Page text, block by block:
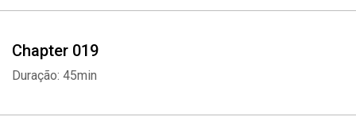
Chapter 019
Duração: 45min